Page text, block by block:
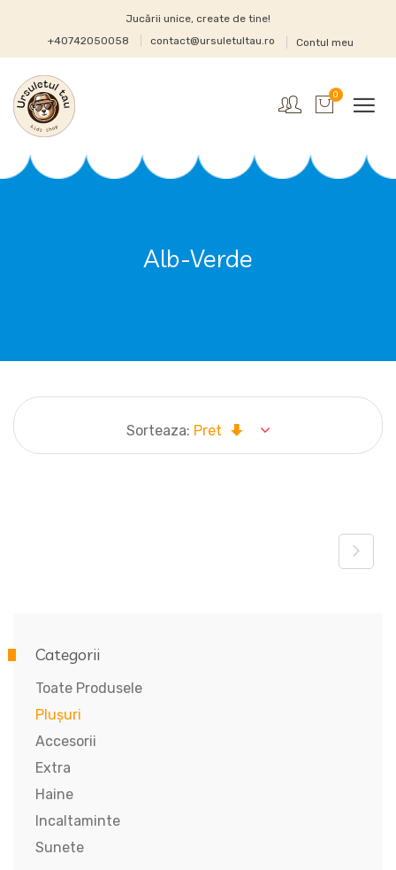
Jucării unice, create de tine!
+40742050058
contact@ursuletultau.ro Contul meu
0
Alb-Verde
Sorteaza: Pret
Categorii
Toate Produsele
Plușuri
Accesorii
Extra
Haine
Incaltaminte
Sunete